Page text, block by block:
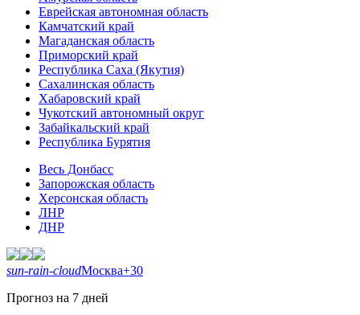
Еврейская автономная область
Камчатский край
Магаданская область
Приморский край
Республика Саха (Якутия)
Сахалинская область
Хабаровский край
Чукотский автономный округ
Забайкальский край
Республика Бурятия
Весь Донбасс
Запорожская область
Херсонская область
ЛНР
ДНР
sun-rain-cloudМосква+30
Прогноз на 7 дней